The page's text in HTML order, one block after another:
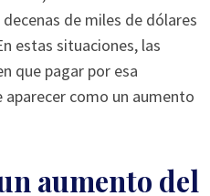
de miles de dólares
estas situaciones, las
que pagar por esa
como un aumento
aumento del